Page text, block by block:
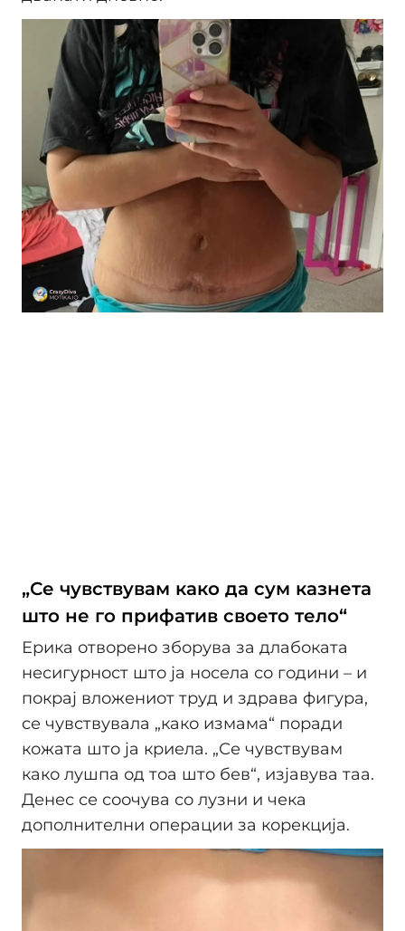
„Се чувствувам како да сум казнета
што не го прифатив своето тело“
Ерика отворено зборува за длабоката
несигурност што ја носела со години – и
покрај вложениот труд и здрава фигура,
се чувствувала „како измама“ поради
кожата што ја криела. „Се чувствувам
како лушпа од тоа што бев“, изјавува таа.
Денес се соочува со лузни и чека
дополнителни операции за корекција.